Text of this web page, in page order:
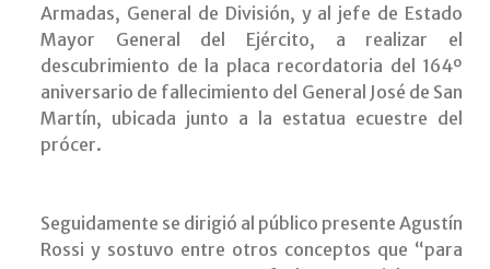
Armadas, General de División, y al jefe de Estado
Mayor General del Ejército, a realizar el
descubrimiento de la placa recordatoria del 164º
aniversario de fallecimiento del General José de San
Martín, ubicada junto a la estatua ecuestre del
prócer.
Seguidamente se dirigió al público presente Agustín
Rossi y sostuvo entre otros conceptos que “para